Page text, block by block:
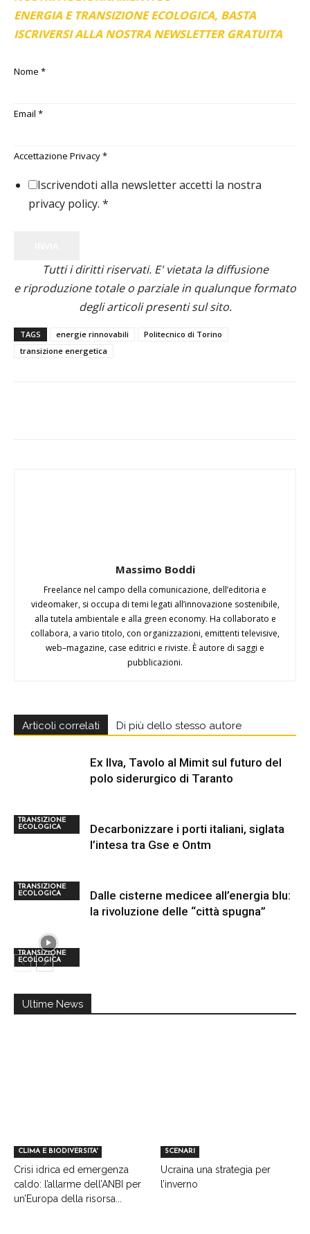
ENERGIA E TRANSIZIONE ECOLOGICA, BASTA
ISCRIVERSI ALLA NOSTRA NEWSLETTER GRATUITA
Nome *
Email *
Accettazione Privacy*
Iscrivendoti alla newsletter accetti la nostra
privacy policy. *
Tutti i diritti riservati. E' vietata la diffusione
e riproduzione totale o parziale in qualunque formato
degli articoli presenti sul sito.
TAGS energie rinnovabili
Politecnico di Torino
transizione energetica
Massimo Boddi
Freelance nel campo della comunicazione, dell’editoria e
videomaker, si occupa di temi legati all’innovazione sostenibile,
alla tutela ambientale e alla green economy. Ha collaborato e
collabora, a vario titolo, con organizzazioni, emittenti televisive,
web–magazine, case editrici e riviste. È autore di saggi e
pubblicazioni.
Articoli correlati Di più dello stesso autore
TRANSIZIONE
ECOLOGICA
Ex Ilva, Tavolo al Mimit sul futuro del
polo siderurgico di Taranto
TRANSIZIONE
ECOLOGICA
Decarbonizzare i porti italiani, siglata
l’intesa tra Gse e Ontm
TRANSIZIONE
ECOLOGICA
Dalle cisterne medicee all’energia blu:
la rivoluzione delle “città spugna”
Ultime News
CLIMA E BIODIVERSITA'
Crisi idrica ed emergenza
caldo: l’allarme dell’ANBI per
un’Europa della risorsa...
SCENARI
Ucraina una strategia per
l’inverno